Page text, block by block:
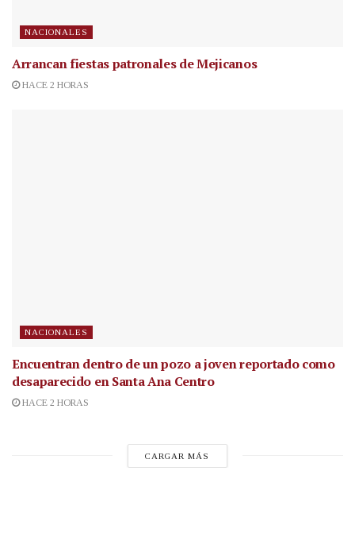
NACIONALES
Arrancan fiestas patronales de Mejicanos
HACE 2 HORAS
NACIONALES
Encuentran dentro de un pozo a joven reportado como
desaparecido en Santa Ana Centro
HACE 2 HORAS
CARGAR MÁS